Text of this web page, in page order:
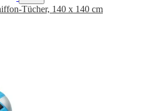
Tücher, 140 x 140 cm